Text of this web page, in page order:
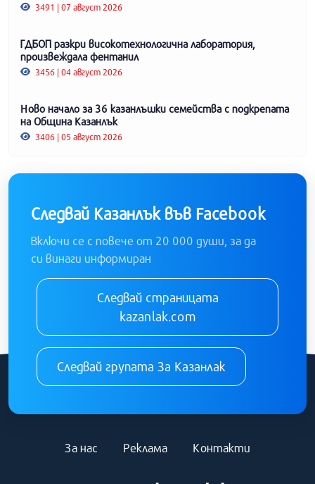
3491 | 07 август 2026
ГДБОП разкри високотехнологична лаборатория,
произвеждала фентанил
3456 | 04 август 2026
Ново начало за 36 казанлъшки семейства с подкрепата
на Община Казанлък
3406 | 05 август 2026
Следвай Казанлък във Facebook
Включи се с повече от 20 000 души, за да
си винаги информиран
Следвай страницата
kazanlak.com
Следвай групата За Казанлак
За нас Реклама Контакти